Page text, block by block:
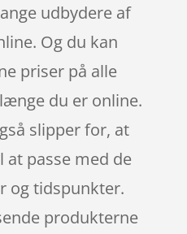
udbydere af
Og du kan
priser på alle
du er online.
slipper for, at
at passe med de
og tidspunkter.
produkterne